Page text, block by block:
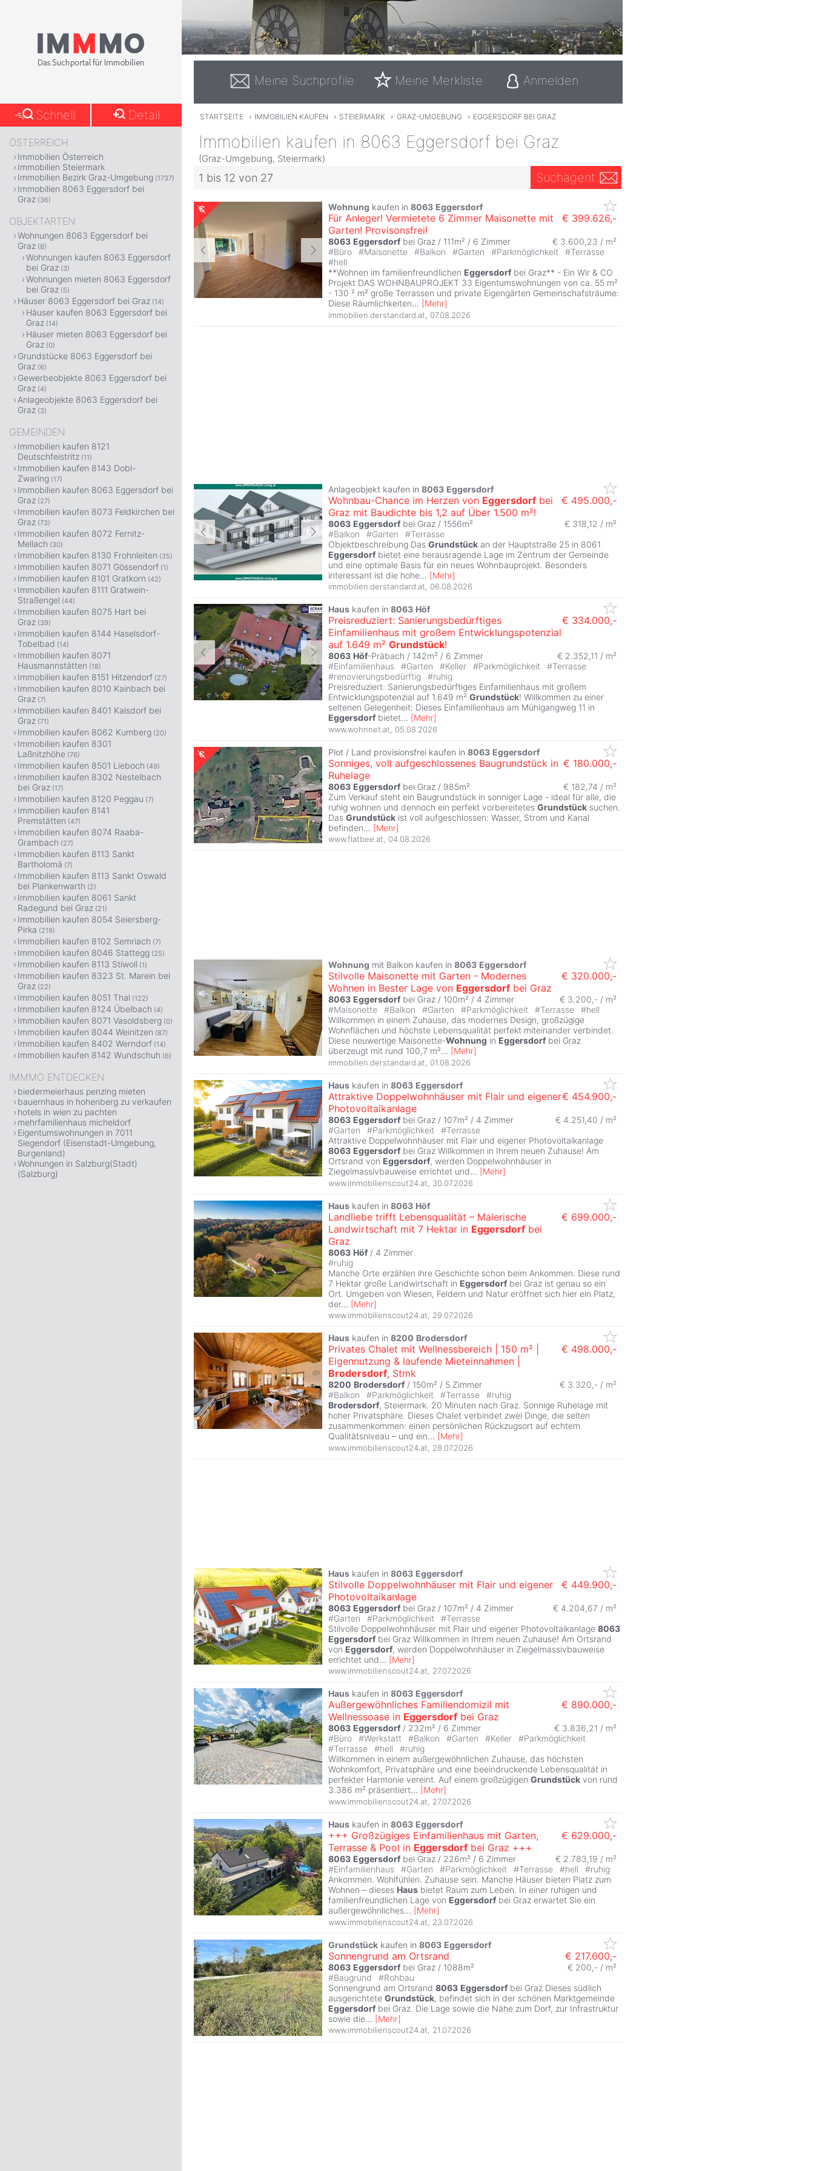
Meine Suchprofile Meine Merkliste Anmelden
STARTSEITE › IMMOBILIEN KAUFEN › STEIERMARK › GRAZ-UMGEBUNG › EGGERSDORF BEI GRAZ
Immobilien kaufen in 8063 Eggersdorf bei Graz
(Graz-Umgebung, Steiermark)
1 bis 12 von 27 Suchagent
Wohnung kaufen in 8063 Eggersdorf
Für Anleger! Vermietete 6 Zimmer Maisonette mit
Garten! Provisonsfrei!
€ 399.626,-
8063 Eggersdorf bei Graz / 111m² / 6 Zimmer € 3.600,23 / m²
#Büro #Maisonette #Balkon #Garten #Parkmöglichkeit #Terrasse
#hell
**Wohnen im familienfreundlichen Eggersdorf bei Graz** - Ein Wir & CO
Projekt DAS WOHNBAUPROJEKT 33 Eigentumswohnungen von ca. 55 m²
- 130 ² m² große Terrassen und private Eigengärten Gemeinschafsträume:
Diese Räumlichkeiten... [Mehr]
immobilien.derstandard.at 07.08.2026
Anlageobjekt kaufen in 8063 Eggersdorf
Wohnbau-Chance im Herzen von Eggersdorf bei
Graz mit Baudichte bis 1,2 auf Über 1.500 m²!
€ 495.000,-
8063 Eggersdorf bei Graz / 1556m² € 318,12 / m²
#Balkon #Garten #Terrasse
Objektbeschreibung Das Grundstück an der Hauptstraße 25 in 8061
Eggersdorf bietet eine herausragende Lage im Zentrum der Gemeinde
und eine optimale Basis für ein neues Wohnbauprojekt. Besonders
interessant ist die hohe... [Mehr]
immobilien.derstandard.at, 06.08.2026
Haus kaufen in 8063 Höf
Preisreduziert: Sanierungsbedürftiges
Einfamilienhaus mit großem Entwicklungspotenzial
auf 1.649 m² Grundstück!
€ 334.000,-
8063 Höf-Präbach / 142m² / 6 Zimmer € 2.352,11 / m²
#Einfamilienhaus #Garten #Keller #Parkmöglichkeit #Terrasse
#renovierungsbedürftig #ruhig
Preisreduziert: Sanierungsbedürftiges Einfamilienhaus mit großem
Entwicklungspotenzial auf 1.649 m² Grundstück! Willkommen zu einer
seltenen Gelegenheit: Dieses Einfamilienhaus am Mühlgangweg 11 in
Eggersdorf bietet... [Mehr]
www.wohnnet.at 05.08.2026
Plot / Land provisionsfrei kaufen in 8063 Eggersdorf
Sonniges, voll aufgeschlossenes Baugrundstück in
Ruhelage
€ 180.000,-
8063 Eggersdorf bei Graz / 985m²
€ 182,74 / m²
Zum Verkauf steht ein Baugrundstück in sonniger Lage - ideal für alle, die
ruhig wohnen und dennoch ein perfekt vorbereitetes Grundstück suchen.
Das Grundstück ist voll aufgeschlossen: Wasser, Strom und Kanal
befinden... [Mehr]
www.flatbee.at, 04.08.2026
Wohnung mit Balkon kaufen in 8063 Eggersdorf
Stilvolle Maisonette mit Garten - Modernes
Wohnen in Bester Lage von Eggersdorf bei Graz
€ 320.000,-
8063 Eggersdorf bei Graz / 100m² / 4 Zimmer
€ 3.200,- / m²
#Maisonette #Balkon #Garten #Parkmöglichkeit #Terrasse #hell
Willkommen in einem Zuhause, das modernes Design, großzügige
Wohnflächen und höchste Lebensqualität perfekt miteinander verbindet.
Diese neuwertige Maisonette-Wohnung in Eggersdorf bei Graz
überzeugt mit rund 100,7 m²... [Mehr]
immobilien.derstandard.at 01.08.2026
Haus kaufen in 8063 Eggersdorf
Attraktive Doppelwohnhäuser mit Flair und eigener
Photovoltaikanlage
€ 454.900,-
8063 Eggersdorf bei Graz / 107m² / 4 Zimmer
€ 4.251,40 / m²
#Garten #Parkmöglichkeit #Terrasse
Attraktive Doppelwohnhäuser mit Flair und eigener Photovoltaikanlage
8063 Eggersdorf bei Graz Willkommen in Ihrem neuen Zuhause! Am
Ortsrand von Eggersdorf, werden Doppelwohnhäuser in
Ziegelmassivbauweise errichtet und... [Mehr]
www.immobilienscout24.at 30.07.2026
Haus kaufen in 8063 Höf
Landliebe trifft Lebensqualität – Malerische
Landwirtschaft mit 7 Hektar in Eggersdorf bei
Graz
€ 699.000,-
8063 Höf / 4 Zimmer
#ruhig
Manche Orte erzählen ihre Geschichte schon beim Ankommen. Diese rund
7 Hektar große Landwirtschaft in Eggersdorf bei Graz ist genau so ein
Ort. Umgeben von Wiesen, Feldern und Natur eröffnet sich hier ein Platz,
der... [Mehr]
www.immobilienscout24.at, 29.07.2026
Haus kaufen in 8200 Brodersdorf
Privates Chalet mit Wellnessbereich | 150 m² |
Eigennutzung & laufende Mieteinnahmen |
Brodersdorf, Stmk
€ 498.000,-
8200 Brodersdorf / 150m² / 5 Zimmer
€ 3.320,- / m²
#Balkon #Parkmöglichkeit #Terrasse #ruhig
Brodersdorf, Steiermark. 20 Minuten nach Graz. Sonnige Ruhelage mit
hoher Privatsphäre. Dieses Chalet verbindet zwei Dinge, die selten
zusammenkommen: einen persönlichen Rückzugsort auf echtem
Qualitätsniveau – und ein... [Mehr]
www.immobilienscout24.at 28.07.2026
Haus kaufen in 8063 Eggersdorf
Stilvolle Doppelwohnhäuser mit Flair und eigener
Photovoltaikanlage
€ 449.900,-
8063 Eggersdorf bei Graz / 107m² / 4 Zimmer
€ 4.204,67 / m²
#Garten #Parkmöglichkeit #Terrasse
Stilvolle Doppelwohnhäuser mit Flair und eigener Photovoltaikanlage 8063
Eggersdorf bei Graz Willkommen in Ihrem neuen Zuhause! Am Ortsrand
von Eggersdorf, werden Doppelwohnhäuser in Ziegelmassivbauweise
errichtet und... [Mehr]
www.immobilienscout24.at, 27.07.2026
Haus kaufen in 8063 Eggersdorf
Außergewöhnliches Familiendomizil mit
Wellnessoase in Eggersdorf bei Graz
€ 890.000,-
8063 Eggersdorf / 232m² / 6 Zimmer
€ 3.836,21 / m²
#Büro #Werkstatt #Balkon #Garten #Keller #Parkmöglichkeit
#Terrasse #hell #ruhig
Willkommen in einem außergewöhnlichen Zuhause, das höchsten
Wohnkomfort, Privatsphäre und eine beeindruckende Lebensqualität in
perfekter Harmonie vereint. Auf einem großzügigen Grundstück von rund
3.386 m² präsentiert... [Mehr]
www.immobilienscout24.at 27.07.2026
Haus kaufen in 8063 Eggersdorf
+++ Großzügiges Einfamilienhaus mit Garten,
Terrasse & Pool in Eggersdorf bei Graz +++
€ 629.000,-
8063 Eggersdorf bei Graz / 226m² / 6 Zimmer
€ 2.783,19 / m²
#Einfamilienhaus #Garten #Parkmöglichkeit #Terrasse #hell #ruhig
Ankommen. Wohlfühlen. Zuhause sein. Manche Häuser bieten Platz zum
Wohnen – dieses Haus bietet Raum zum Leben. In einer ruhigen und
familienfreundlichen Lage von Eggersdorf bei Graz erwartet Sie ein
außergewöhnliches... [Mehr]
www.immobilienscout24.at 23.07.2026
Grundstück kaufen in 8063 Eggersdorf
Sonnengrund am Ortsrand € 217.600,-
8063 Eggersdorf bei Graz / 1088m²
€ 200,- / m²
#Baugrund #Rohbau
Sonnengrund am Ortsrand 8063 Eggersdorf bei Graz Dieses südlich
ausgerichtete Grundstück, befindet sich in der schönen Marktgemeinde
Eggersdorf bei Graz. Die Lage sowie die Nähe zum Dorf, zur Infrastruktur
sowie die... [Mehr]
www.immobilienscout24.at, 21.07.2026
Schnell Detail
ÖSTERREICH
Immobilien Österreich
Immobilien Steiermark
Immobilien Bezirk Graz-Umgebung (1737)
Immobilien 8063 Eggersdorf bei
Graz (36)
OBJEKTARTEN
Wohnungen 8063 Eggersdorf bei
Graz (8)
Wohnungen kaufen 8063 Eggersdorf
bei Graz (3)
Wohnungen mieten 8063 Eggersdorf
bei Graz (5)
Häuser 8063 Eggersdorf bei Graz (14)
Häuser kaufen 8063 Eggersdorf bei
Graz (14)
Häuser mieten 8063 Eggersdorf bei
Graz (0)
Grundstücke 8063 Eggersdorf bei
Graz (6)
Gewerbeobjekte 8063 Eggersdorf bei
Graz (4)
Anlageobjekte 8063 Eggersdorf bei
Graz (3)
GEMEINDEN
Immobilien kaufen 8121
Deutschfeistritz (11)
Immobilien kaufen 8143 Dobl-
Zwaring (17)
Immobilien kaufen 8063 Eggersdorf bei
Graz (27)
Immobilien kaufen 8073 Feldkirchen bei
Graz (73)
Immobilien kaufen 8072 Fernitz-
Mellach (30)
Immobilien kaufen 8130 Frohnleiten (35)
Immobilien kaufen 8071 Gössendorf (1)
Immobilien kaufen 8101 Gratkorn (42)
Immobilien kaufen 8111 Gratwein-
Straßengel (44)
Immobilien kaufen 8075 Hart bei
Graz (39)
Immobilien kaufen 8144 Haselsdorf-
Tobelbad (14)
Immobilien kaufen 8071
Hausmannstätten (18)
Immobilien kaufen 8151 Hitzendorf (27)
Immobilien kaufen 8010 Kainbach bei
Graz (7)
Immobilien kaufen 8401 Kalsdorf bei
Graz (71)
Immobilien kaufen 8062 Kumberg (20)
Immobilien kaufen 8301
Laßnitzhöhe (76)
Immobilien kaufen 8501 Lieboch (49)
Immobilien kaufen 8302 Nestelbach
bei Graz (17)
Immobilien kaufen 8120 Peggau (7)
Immobilien kaufen 8141
Premstätten (47)
Immobilien kaufen 8074 Raaba-
Grambach (27)
Immobilien kaufen 8113 Sankt
Bartholomä (7)
Immobilien kaufen 8113 Sankt Oswald
bei Plankenwarth (2)
Immobilien kaufen 8061 Sankt
Radegund bei Graz (21)
Immobilien kaufen 8054 Seiersberg-
Pirka (219)
Immobilien kaufen 8102 Semriach (7)
Immobilien kaufen 8046 Stattegg (25)
Immobilien kaufen 8113 Stiwoll (1)
Immobilien kaufen 8323 St. Marein bei
Graz (22)
Immobilien kaufen 8051 Thal (122)
Immobilien kaufen 8124 Übelbach (4)
Immobilien kaufen 8071 Vasoldsberg (0)
Immobilien kaufen 8044 Weinitzen (87)
Immobilien kaufen 8402 Werndorf (14)
Immobilien kaufen 8142 Wundschuh (6)
IMMMO ENTDECKEN
biedermeierhaus penzing mieten
bauernhaus in hohenberg zu verkaufen
hotels in wien zu pachten
mehrfamilienhaus micheldorf
Eigentumswohnungen in 7011
Siegendorf (Eisenstadt-Umgebung,
Burgenland)
Wohnungen in Salzburg(Stadt)
(Salzburg)